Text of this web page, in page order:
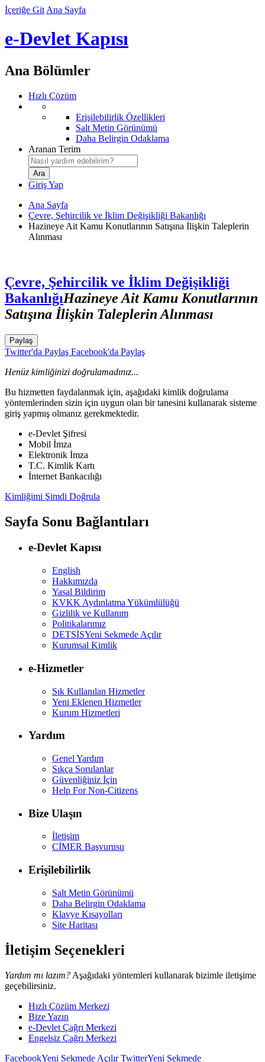
İçeriğe Git Ana Sayfa
e-Devlet Kapısı
Ana Bölümler
Hızlı Çözüm
Erişilebilirlik Özellikleri
Salt Metin Görünümü
Daha Belirgin Odaklama
Aranan Terim
Giriş Yap
Ana Sayfa
Çevre, Şehircilik ve İklim Değişikliği Bakanlığı
Hazineye Ait Kamu Konutlarının Satışına İlişkin Taleplerin
Alınması
Çevre, Şehircilik ve İklim Değişikliği
BakanlığıHazineye Ait Kamu Konutlarının
Satışına İlişkin Taleplerin Alınması
Paylaş
Twitter'da Paylaş Facebook'da Paylaş
Henüz kimliğinizi doğrulamadınız...
Bu hizmetten faydalanmak için, aşağıdaki kimlik doğrulama
yöntemlerinden sizin için uygun olan bir tanesini kullanarak sisteme
giriş yapmış olmanız gerekmektedir.
e-Devlet Şifresi
Mobil İmza
Elektronik İmza
T.C. Kimlik Kartı
İnternet Bankacılığı
Kimliğimi Şimdi Doğrula
Sayfa Sonu Bağlantıları
e-Devlet Kapısı
English
Hakkımızda
Yasal Bildirim
KVKK Aydınlatma Yükümlülüğü
Gizlilik ve Kullanım
Politikalarımız
DETSİSYeni Sekmede Açılır
Kurumsal Kimlik
e-Hizmetler
Sık Kullanılan Hizmetler
Yeni Eklenen Hizmetler
Kurum Hizmetleri
Yardım
Genel Yardım
Sıkça Sorulanlar
Güvenliğiniz İçin
Help For Non-Citizens
Bize Ulaşın
İletişim
CİMER Başvurusu
Erişilebilirlik
Salt Metin Görünümü
Daha Belirgin Odaklama
Klavye Kısayolları
Site Haritası
İletişim Seçenekleri
Yardım mı lazım? Aşağıdaki yöntemleri kullanarak bizimle iletişime
geçebilirsiniz.
Hızlı Çözüm Merkezi
Bize Yazın
e-Devlet Çağrı Merkezi
Engelsiz Çağrı Merkezi
FacebookYeni Sekmede AçılırTwitterYeni Sekmede